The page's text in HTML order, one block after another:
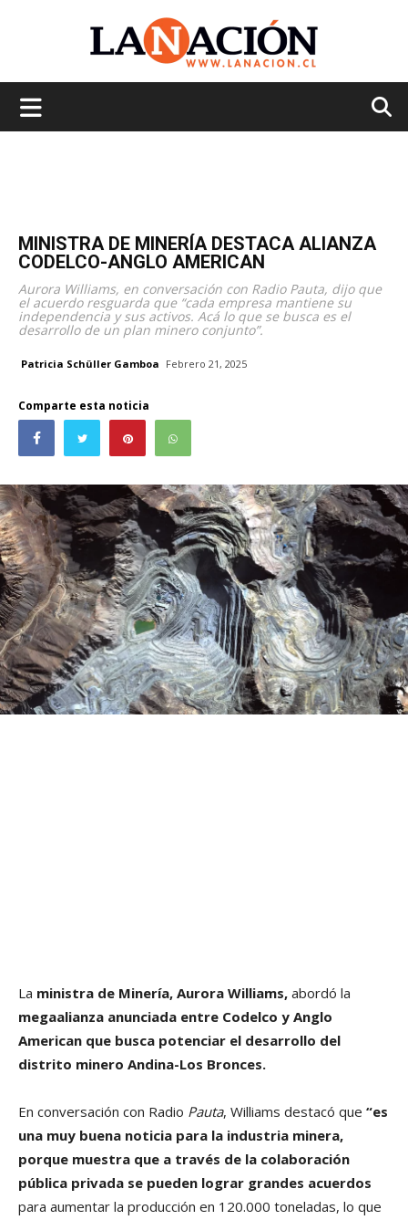
MINISTRA DE MINERÍA DESTACA ALIANZA
CODELCO-ANGLO AMERICAN
Aurora Williams, en conversación con Radio Pauta, dijo que
el acuerdo resguarda que “cada empresa mantiene su
independencia y sus activos. Acá lo que se busca es el
desarrollo de un plan minero conjunto”.
Patricia Schüller Gamboa Febrero 21, 2025
Comparte esta noticia
La ministra de Minería, Aurora Williams, abordó la
megaalianza anunciada entre Codelco y Anglo
American que busca potenciar el desarrollo del
distrito minero Andina-Los Bronces.
En conversación con Radio Pauta, Williams destacó que “es
una muy buena noticia para la industria minera,
porque muestra que a través de la colaboración
pública privada se pueden lograr grandes acuerdos
para aumentar la producción en 120.000 toneladas, lo que